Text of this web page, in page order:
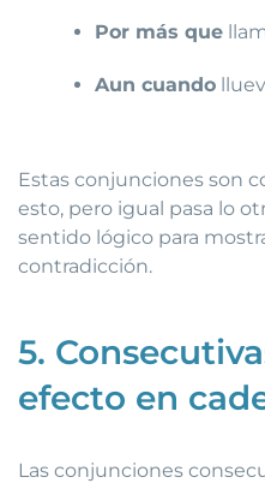
Por más que
Aun cuando
Estas conjunciones son
esto, pero igual pasa lo
sentido lógico para
contradicción.
5.
efecto en
Las conjunciones